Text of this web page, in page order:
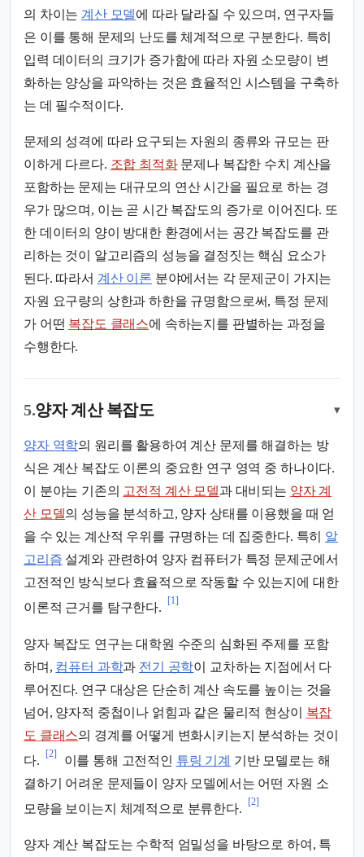
의 차이는 계산 모델에 따라 달라질 수 있으며, 연구자들
은 이를 통해 문제의 난도를 체계적으로 구분한다. 특히
입력 데이터의 크기가 증가함에 따라 자원 소모량이 변
화하는 양상을 파악하는 것은 효율적인 시스템을 구축하
는 데 필수적이다.
문제의 성격에 따라 요구되는 자원의 종류와 규모는 판
이하게 다르다. 조합 최적화문제나 복잡한 수치 계산을
포함하는 문제는 대규모의 연산 시간을 필요로 하는 경
우가 많으며, 이는 곧 시간 복잡도의 증가로 이어진다. 또
한 데이터의 양이 방대한 환경에서는 공간 복잡도를 관
리하는 것이 알고리즘의 성능을 결정짓는 핵심 요소가
된다. 따라서 계산 이론 분야에서는 각 문제군이 가지는
자원 요구량의 상한과 하한을 규명함으로써, 특정 문제
가 어떤 복잡도 클래스에 속하는지를 판별하는 과정을
수행한다.
5.양자 계산 복잡도 ▾
양자 역학의 원리를 활용하여 계산 문제를 해결하는 방
식은 계산 복잡도 이론의 중요한 연구 영역 중 하나이다.
이 분야는 기존의 고전적 계산 모델과 대비되는 양자 계
산 모델의 성능을 분석하고, 양자 상태를 이용했을 때 얻
을 수 있는 계산적 우위를 규명하는 데 집중한다. 특히 알
고리즘 설계와 관련하여 양자 컴퓨터가 특정 문제군에서
고전적인 방식보다 효율적으로 작동할 수 있는지에 대한
이론적 근거를 탐구한다.
[1]
양자 복잡도 연구는 대학원 수준의 심화된 주제를 포함
하며, 컴퓨터 과학과 전기 공학이 교차하는 지점에서 다
루어진다. 연구 대상은 단순히 계산 속도를 높이는 것을
넘어, 양자적 중첩이나 얽힘과 같은 물리적 현상이 복잡
도 클래스의 경계를 어떻게 변화시키는지 분석하는 것이
다.
[2]
이를 통해 고전적인 튜링 기계 기반 모델로는 해
결하기 어려운 문제들이 양자 모델에서는 어떤 자원 소
모량을 보이는지 체계적으로 분류한다.
[2]
양자 계산 복잡도는 수학적 엄밀성을 바탕으로 하여, 특